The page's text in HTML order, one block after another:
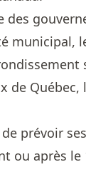
des
municipal,
de
prévoir
ou après